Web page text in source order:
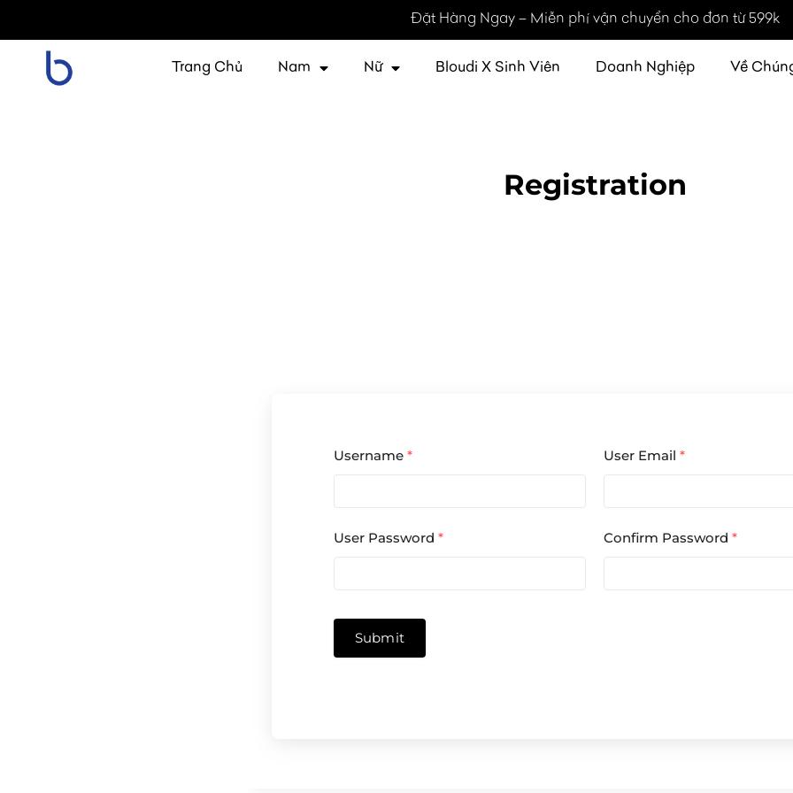
Đặt Hàng Ngay – Miễn phí vận chuyển cho đơn từ 599k
Trang Chủ Nam Nữ Bloudi X Sinh Viên Doanh Nghiệp Về
Registration
Username * User Email *
User Password * Confirm Password *
Submit